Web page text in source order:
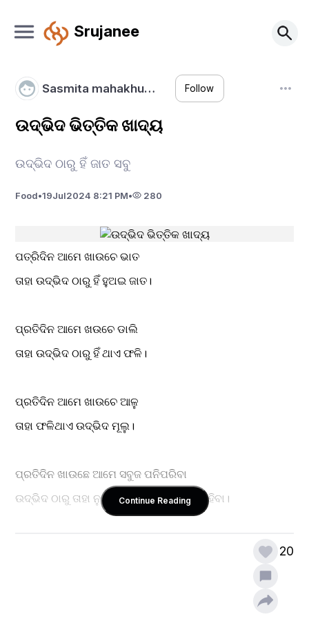
Srujanee
Sasmita mahakhu… Follow
ଉଦ୍ଭିଦ ଭିତ୍ତିକ ଖାଦ୍ୟ
ଉଦ୍ଭିଦ ଠାରୁ ହିଁ ଜାତ ସବୁ
Food•19Jul2024 8:21 PM• 280
ପତ୍ରିଦିନ ଆମେ ଖାଉଚେ ଭାତ
ତାହା ଉଦ୍ଭିଦ ଠାରୁ ହିଁ ହୁଅଇ ଜାତ।
ପ୍ରତିଦିନ ଆମେ ଖଉଚେ ଡାଲି
ତାହା ଉଦ୍ଭିଦ ଠାରୁ ହିଁ ଥାଏ ଫଳି।
ପ୍ରତିଦିନ ଆମେ ଖାଉଚେ ଆଳୁ
ତାହା ଫଳିଥାଏ ଉଦ୍ଭିଦ ମୂଲୁ।
ପ୍ରତିଦିନ ଖାଉଛେ ଆମେ ସବୁଜ ପନିପରିବା
ଉଦ୍ଭିଦ ଠାରୁ ତାହା ନୁହଇ ଜାତ ବୋଲି କେମିତି କହିବା।
Continue Reading
20